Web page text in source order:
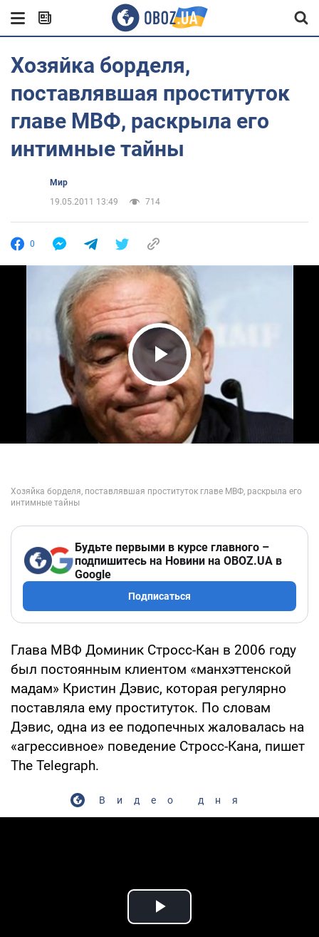
Хозяйка борделя,
поставлявшая проституток
главе МВФ, раскрыла его
интимные тайны
Мир
19.05.2011 13:49
714
0
Play Video
Будьте первыми в курсе главного –
подпишитесь на Новини на OBOZ.UA в
Google
Подписаться
Глава МВФ Доминик Стросс-Кан в 2006 году
был постоянным клиентом «манхэттенской
мадам» Кристин Дэвис, которая регулярно
поставляла ему проституток. По словам
Дэвис, одна из ее подопечных жаловалась на
«агрессивное» поведение Стросс-Кана, пишет
The Telegraph.
Видео дня
Play Video